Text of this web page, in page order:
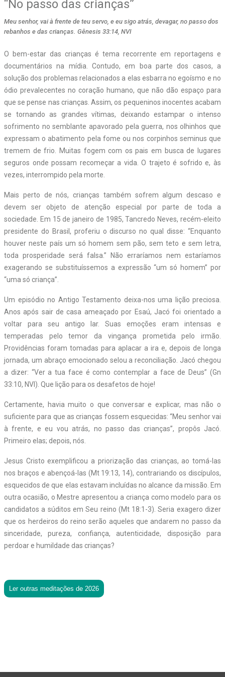
“No passo das crianças”
Meu senhor, vai à frente de teu servo, e eu sigo atrás, devagar, no passo dos
rebanhos e das crianças. Gênesis 33:14, NVI
O bem-estar das crianças é tema recorrente em reportagens e
documentários na mídia. Contudo, em boa parte dos casos, a
solução dos problemas relacionados a elas esbarra no egoísmo e no
ódio prevalecentes no coração humano, que não dão espaço para
que se pense nas crianças. Assim, os pequeninos inocentes acabam
se tornando as grandes vítimas, deixando estampar o intenso
sofrimento no semblante apavorado pela guerra, nos olhinhos que
expressam o abatimento pela fome ou nos corpinhos seminus que
tremem de frio. Muitas fogem com os pais em busca de lugares
seguros onde possam recomeçar a vida. O trajeto é sofrido e, às
vezes, interrompido pela morte.
Mais perto de nós, crianças também sofrem algum descaso e
devem ser objeto de atenção especial por parte de toda a
sociedade. Em 15 de janeiro de 1985, Tancredo Neves, recém-eleito
presidente do Brasil, proferiu o discurso no qual disse: “Enquanto
houver neste país um só homem sem pão, sem teto e sem letra,
toda prosperidade será falsa.” Não erraríamos nem estaríamos
exagerando se substituíssemos a expressão “um só homem” por
“uma só criança”.
Um episódio no Antigo Testamento deixa-nos uma lição preciosa.
Anos após sair de casa ameaçado por Esaú, Jacó foi orientado a
voltar para seu antigo lar. Suas emoções eram intensas e
temperadas pelo temor da vingança prometida pelo irmão.
Providências foram tomadas para aplacar a ira e, depois de longa
jornada, um abraço emocionado selou a reconciliação. Jacó chegou
a dizer: “Ver a tua face é como contemplar a face de Deus” (Gn
33:10, NVI). Que lição para os desafetos de hoje!
Certamente, havia muito o que conversar e explicar, mas não o
suficiente para que as crianças fossem esquecidas: “Meu senhor vai
à frente, e eu vou atrás, no passo das crianças”, propôs Jacó.
Primeiro elas; depois, nós.
Jesus Cristo exemplificou a priorização das crianças, ao tomá-las
nos braços e abençoá-las (Mt 19:13, 14), contrariando os discípulos,
esquecidos de que elas estavam incluídas no alcance da missão. Em
outra ocasião, o Mestre apresentou a criança como modelo para os
candidatos a súditos em Seu reino (Mt 18:1-3). Seria exagero dizer
que os herdeiros do reino serão aqueles que andarem no passo da
sinceridade, pureza, confiança, autenticidade, disposição para
perdoar e humildade das crianças?
Ler outras meditações de 2026